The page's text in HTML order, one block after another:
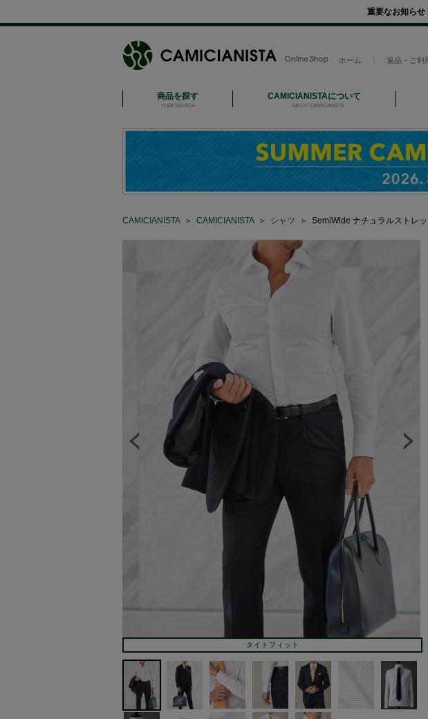
重要なお知らせ
ホーム 返品・ご利
商品を探す
ITEM SEARCH
CAMICIANISTAについて
ABOUT CAMICIANISTA
CAMICIANISTA＞ CAMICIANISTA＞ シャツ ＞ SemiWide ナチュラルストレ
タイトフィット